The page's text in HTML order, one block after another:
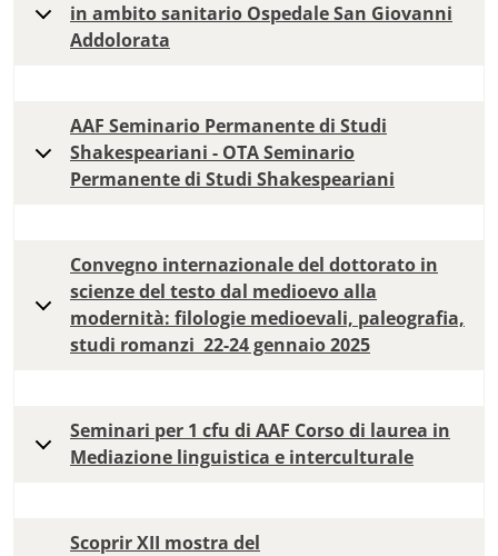
in ambito sanitario Ospedale San Giovanni
Addolorata
AAF Seminario Permanente di Studi
Shakespeariani - OTA Seminario
Permanente di Studi Shakespeariani
Convegno internazionale del dottorato in
scienze del testo dal medioevo alla
modernità: filologie medioevali, paleografia,
studi romanzi 22-24 gennaio 2025
Seminari per 1 cfu di AAF Corso di laurea in
Mediazione linguistica e interculturale
Scoprir XII mostra del